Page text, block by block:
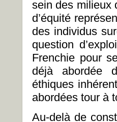
sein des milieux
d’équité
des individus
question
Frenchie pour
déjà abordée
éthiques
abordées tour à
Au-delà de